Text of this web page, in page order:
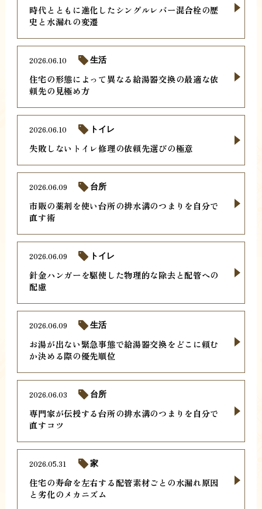
時代とともに進化したシングルレバー混合栓の歴
史と水漏れの変遷
住宅の形態によって異なる給湯器交換の最適な依
頼先の見極め方
2026.06.10 生活
失敗しないトイレ修理の依頼先選びの極意
2026.06.10 トイレ
市販の薬剤を使い台所の排水溝のつまりを自分で
直す術
2026.06.09 台所
針金ハンガーを駆使した物理的な除去と配管への
配慮
2026.06.09 トイレ
お湯が出ない緊急事態で給湯器交換をどこに頼む
か決める際の優先順位
2026.06.09 生活
専門家が伝授する台所の排水溝のつまりを自分で
直すコツ
2026.06.03 台所
住宅の寿命を左右する配管素材ごとの水漏れ原因
と劣化のメカニズム
2026.05.31 家